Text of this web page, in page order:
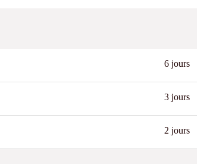
6 jours
3 jours
2 jours